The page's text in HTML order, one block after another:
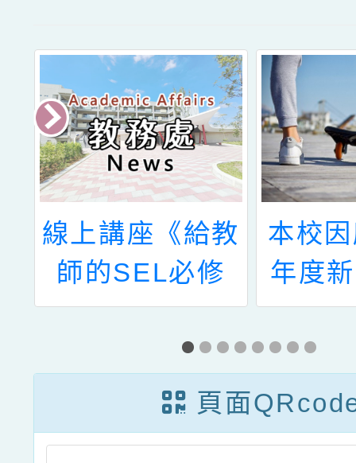
線上講座《給教
師的SEL必修
課：如何先安定
自己再安頓孩
子》、辦理「本
市115年度SEL
本校
年度
班（
新生
頁面